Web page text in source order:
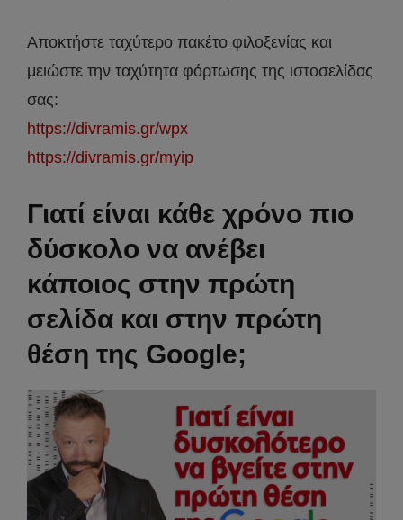
Αποκτήστε ταχύτερο πακέτο φιλοξενίας και
μειώστε την ταχύτητα φόρτωσης της ιστοσελίδας
σας:
https://divramis.gr/wpx
https://divramis.gr/myip
Γιατί είναι κάθε χρόνο πιο
δύσκολο να ανέβει
κάποιος στην πρώτη
σελίδα και στην πρώτη
θέση της Google;